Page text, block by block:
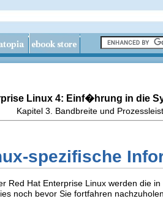
Linux 4: Einf�hrung in die
Kapitel 3. Bandbreite und
spezifische
Red Hat Enterprise Linux werden die in
noch bevor Sie fortfahren nachzuholen.